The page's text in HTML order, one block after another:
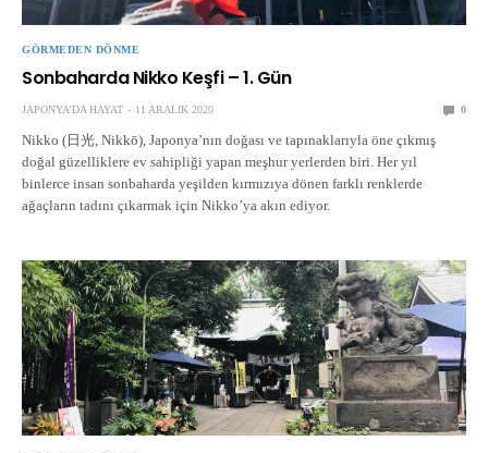
GÖRMEDEN DÖNME
Sonbaharda Nikko Keşfi – 1. Gün
JAPONYA'DA HAYAT 11 ARALIK 2020 0
Nikko (日光, Nikkō), Japonya’nın doğası ve tapınaklarıyla öne çıkmış
doğal güzelliklere ev sahipliği yapan meşhur yerlerden biri. Her yıl
binlerce insan sonbaharda yeşilden kırmızıya dönen farklı renklerde
ağaçların tadını çıkarmak için Nikko’ya akın ediyor.